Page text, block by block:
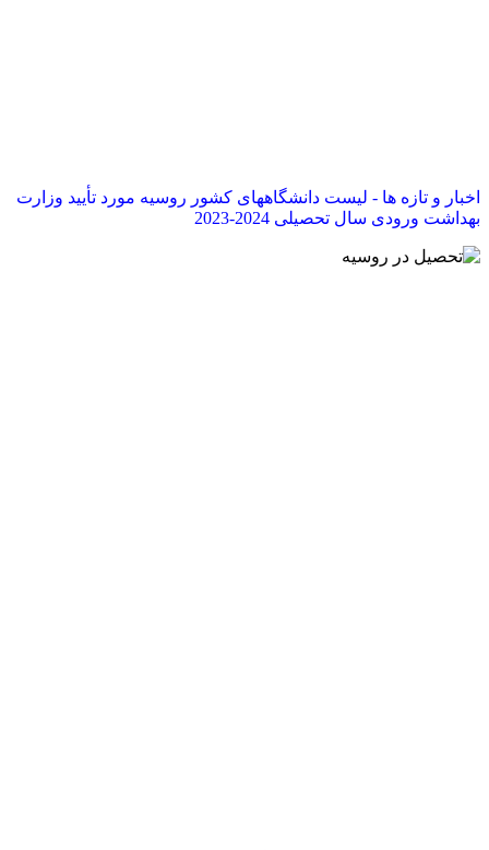
اخبار و تازه ها - لیست دانشگاههای کشور روسیه مورد تأیید وزارت
بهداشت ورودی سال تحصیلی 2024-2023